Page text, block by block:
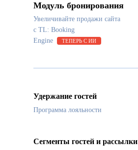
Модуль бронирования
Увеличивайте продажи сайта
с TL: Booking
Engine
ТЕПЕРЬ С ИИ
Удержание гостей
Программа лояльности
Сегменты гостей и рассылки